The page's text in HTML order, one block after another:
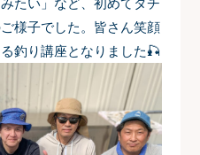
たい」など、初めてタチ
様子でした。皆さん笑顔
釣り講座となりました🎣